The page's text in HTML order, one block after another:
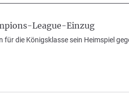
League-Einzug
die Königsklasse sein Heimspiel